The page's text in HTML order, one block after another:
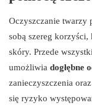
Oczyszczanie twarzy
sobą szereg
skóry. Przede
umożliwia dogłębne
zanieczyszczenia
się ryzyko